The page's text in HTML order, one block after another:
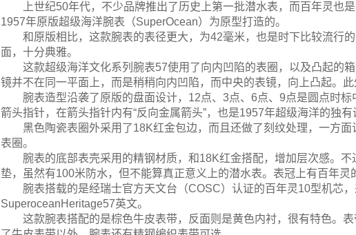
上世纪50年代，不少品牌推出了历史上第一批潜水表，而百年灵也
1957年原版超级海洋腕表（SuperOcean）为原型打造的。
和原版相比，这款腕表的表径更大，为42毫米，也是时下比较流行
面，十分典雅。
这款超级海洋文化系列腕表57使用了向内凹陷的表圈，以及凸起的
镜并不在同一平面上，而是稍稍向内凹陷，而中央的表镜，向上凸起。
腕表造型沿袭了原版的盘面设计，12点、3点、6点、9点是圆点时
箭头指针，在箭头指针内有“反向金属箭头”，也是1957年超级海洋的独
黑色陶瓷表圈外采用了18K红金包边，而且还做了刻纹处理，一方
表圈。
腕表的底部表壳采用的精钢材质，和18K红金搭配，增加层次感。
垫，虽然有100米防水，但不能算真正意义上的潜水表。表冠上有百年灵
腕表搭载的是经瑞士官方天文台（COSC）认证的百年灵10型机芯
SuperoceanHeritage57英文。
这款腕表搭配的是棕色牛皮表带，反面则是黄色内衬，很有特色。